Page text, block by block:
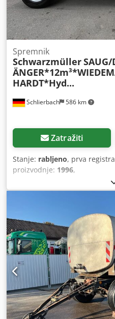
Schlierbach 586 km
Spremnik
SchwarzmüllerSAUG/
HARDT*Hyd...
Zatražiti
Stanje: rabljeno, prva
proizvodnje: 1996,